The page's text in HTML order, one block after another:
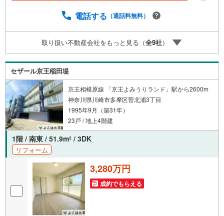
客様からのお言葉に感謝してこれからも楽しく素敵なお家
らまずは、お気軽に東宝ハウス溝の口に相談してみません
か？何も決まっていなくて大丈夫！まずはお客様の夢をお
聞かせ下さい！未来の「不安」を「安心」に変える「未来
カレンダー」もご来店時に好評です。スタッフ一同いつで
もお客様のお問合せをお待ちしております。
電話する （通話料無料）
取り扱い不動産会社をもっと見る（全9社）
セザール京王稲田堤
京王相模原線 「京王よみうりランド」駅から2600m
神奈川県川崎市多摩区菅北浦3丁目
1995年9月（築31年）
23戸 / 地上4階建
1階 / 南東 / 51.9m2 / 3DK
リフォーム
3,280万円
成約でもらえる